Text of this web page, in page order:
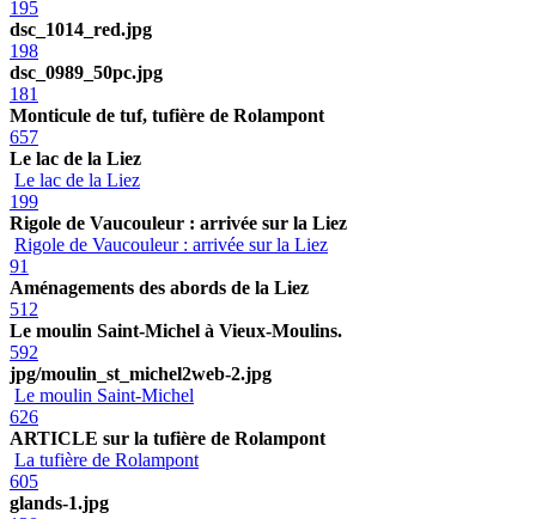
195
dsc_1014_red.jpg
198
dsc_0989_50pc.jpg
181
Monticule de tuf, tufière de Rolampont
657
Le lac de la Liez
Le lac de la Liez
199
Rigole de Vaucouleur : arrivée sur la Liez
Rigole de Vaucouleur : arrivée sur la Liez
91
Aménagements des abords de la Liez
512
Le moulin Saint-Michel à Vieux-Moulins.
592
jpg/moulin_st_michel2web-2.jpg
Le moulin Saint-Michel
626
ARTICLE sur la tufière de Rolampont
La tufière de Rolampont
605
glands-1.jpg